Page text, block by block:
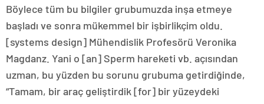
Böylece tüm bu bilgiler grubumuzda inşa etmeye
başladı ve sonra mükemmel bir işbirlikçim oldu.
[systems design] Mühendislik Profesörü Veronika
Magdanz. Yani o [an] Sperm hareketi vb. açısından
uzman, bu yüzden bu sorunu grubuma getirdiğinde,
“Tamam, bir araç geliştirdik [for] bir yüzeydeki